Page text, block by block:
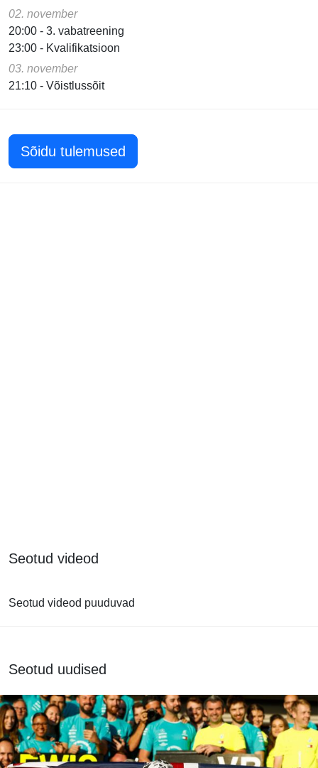
02. november
20:00 - 3. vabatreening
23:00 - Kvalifikatsioon
03. november
21:10 - Võistlussõit
Sõidu tulemused
Seotud videod
Seotud videod puuduvad
Seotud uudised